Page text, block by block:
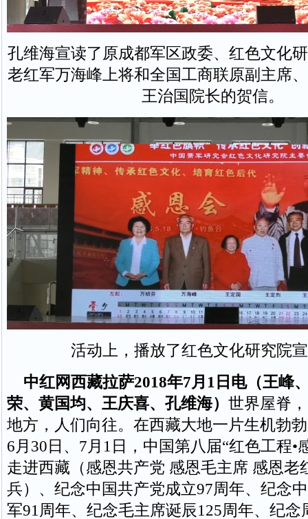
孔维海宣读了原成都军区政委、红色文化
老红军万海峰上将和全国工商联原副主席
王治国院长的贺信。
活动上，播放了红色文化研究院
中红网西藏拉萨2018年7月1日电（王峰
荣、黄国均、王庆喜、孔维海） 世界屋脊
地方，人们向往。在西藏大地一片生机勃
6月30日、7月1日，中国第八届“红色工程•
走进西藏（感恩共产党 感恩毛主席 感恩老
兵）、纪念中国共产党成立97周年、纪念
军91周年、纪念毛主席诞辰125周年、纪念